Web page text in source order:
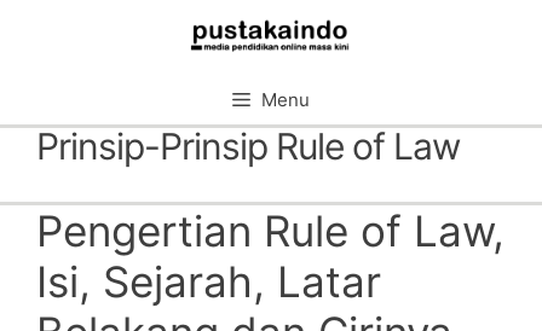
Menu
Prinsip-Prinsip Rule of Law
Pengertian Rule of Law,
Isi, Sejarah, Latar